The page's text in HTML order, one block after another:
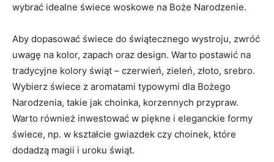
wybrać idealne świece woskowe na Boże ⁢Narodzenie.
Aby dopasować świece do świątecznego wystroju, zwróć
uwagę na kolor, zapach‍ oraz design. Warto postawić na
tradycyjne kolory świąt – czerwień, zieleń, złoto, srebro.
Wybierz świece z aromatami typowymi dla Bożego
Narodzenia, takie jak choinka, korzennych przypraw.‌
Warto ⁢również‍ inwestować w ​piękne i eleganckie formy
świece, np. w kształcie gwiazdek czy choinek, które
⁢dodadzą‌ magii i ‍uroku świąt.